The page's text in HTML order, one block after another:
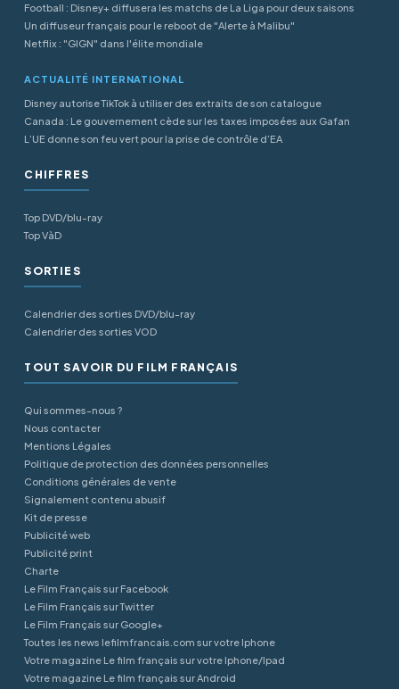
Football : Disney+ diffusera les matchs de La Liga pour deux saisons
Un diffuseur français pour le reboot de "Alerte à Malibu"
Netflix : "GIGN" dans l'élite mondiale
ACTUALITÉ INTERNATIONAL
Disney autorise TikTok à utiliser des extraits de son catalogue
Canada : Le gouvernement cède sur les taxes imposées aux Gafan
L’UE donne son feu vert pour la prise de contrôle d’EA
CHIFFRES
Top DVD/blu-ray
Top VàD
SORTIES
Calendrier des sorties DVD/blu-ray
Calendrier des sorties VOD
TOUT SAVOIR DU FILM FRANÇAIS
Qui sommes-nous ?
Nous contacter
Mentions Légales
Politique de protection des données personnelles
Conditions générales de vente
Signalement contenu abusif
Kit de presse
Publicité web
Publicité print
Charte
Le Film Français sur Facebook
Le Film Français sur Twitter
Le Film Français sur Google+
Toutes les news lefilmfrancais.com sur votre Iphone
Votre magazine Le film français sur votre Iphone/Ipad
Votre magazine Le film français sur Android